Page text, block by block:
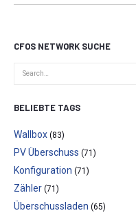
CFOS NETWORK SUCHE
BELIEBTE TAGS
Wallbox (83)
PV Überschuss (71)
Konfiguration (71)
Zähler (71)
Überschussladen (65)